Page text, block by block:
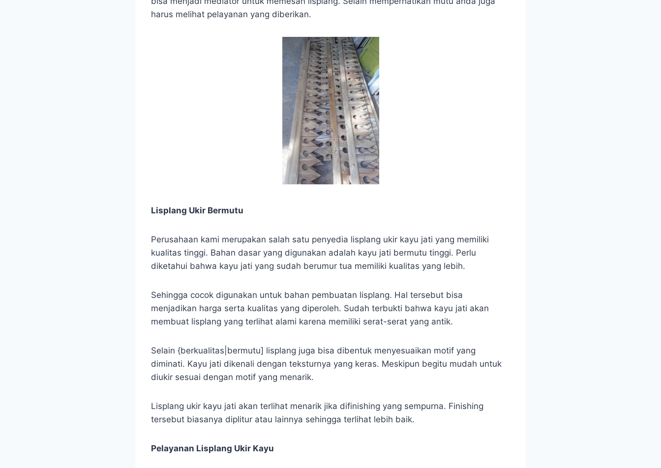
harus melihat pelayanan yang diberikan.
Lisplang Ukir Bermutu
Perusahaan kami merupakan salah satu penyedia lisplang ukir kayu jati yang memiliki
kualitas tinggi. Bahan dasar yang digunakan adalah kayu jati bermutu tinggi. Perlu
diketahui bahwa kayu jati yang sudah berumur tua memiliki kualitas yang lebih.
Sehingga cocok digunakan untuk bahan pembuatan lisplang. Hal tersebut bisa
menjadikan harga serta kualitas yang diperoleh. Sudah terbukti bahwa kayu jati akan
membuat lisplang yang terlihat alami karena memiliki serat-serat yang antik.
Selain {berkualitas|bermutu] lisplang juga bisa dibentuk menyesuaikan motif yang
diminati. Kayu jati dikenali dengan teksturnya yang keras. Meskipun begitu mudah untuk
diukir sesuai dengan motif yang menarik.
Lisplang ukir kayu jati akan terlihat menarik jika difinishing yang sempurna. Finishing
tersebut biasanya diplitur atau lainnya sehingga terlihat lebih baik.
Pelayanan Lisplang Ukir Kayu